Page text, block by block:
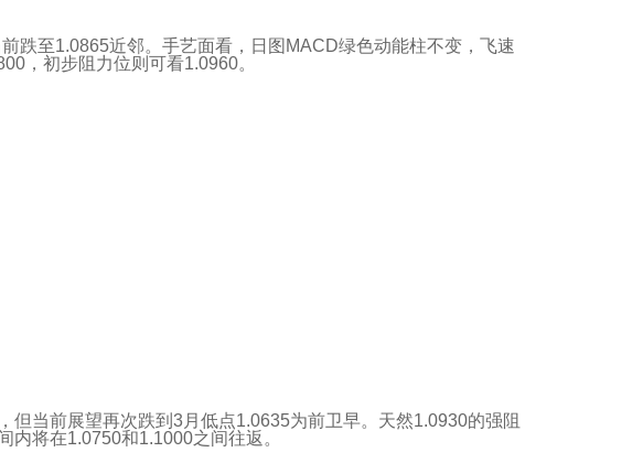
跌至1.0865近邻。手艺面看，日图MACD绿色动能柱不变，飞速
，初步阻力位则可看1.0960。
当前展望再次跌到3月低点1.0635为前卫早。天然1.0930的强阻
将在1.0750和1.1000之间往返。